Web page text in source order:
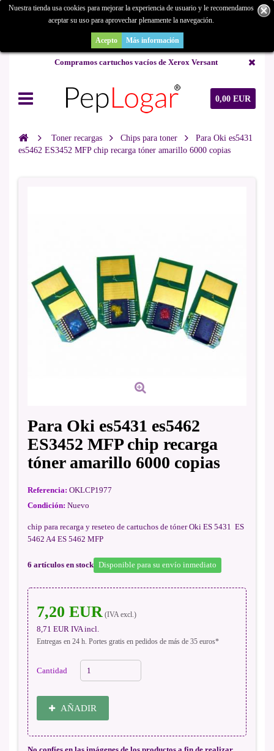
¿Buscas un repuesto de copiadora o buscas una de ocasión y no la
encuentras? Consúltanos.
Compramos cartuchos vacíos de Xerox Versant
0,00 EUR
Nuestra tienda usa cookies para mejorar la experiencia de usuario y le recomendamos
aceptar su uso para aprovechar plenamente la navegación.
Acepto Más información
Toner recargas Chips para toner
Para Oki es5431
es5462 ES3452 MFP chip recarga tóner amarillo 6000 copias
Para Oki es5431 es5462
ES3452 MFP chip recarga
tóner amarillo 6000 copias
Referencia: OKLCP1977
Condición: Nuevo
chip para recarga y reseteo de cartuchos de tóner Oki ES 5431 ES
5462 A4 ES 5462 MFP
6 artículos en stock Disponible para su envío inmediato
7,20 EUR (IVA excl.)
8,71 EUR IVA incl.
Entregas en 24 h. Portes gratis en pedidos de más de 35 euros*
Cantidad
AÑADIR